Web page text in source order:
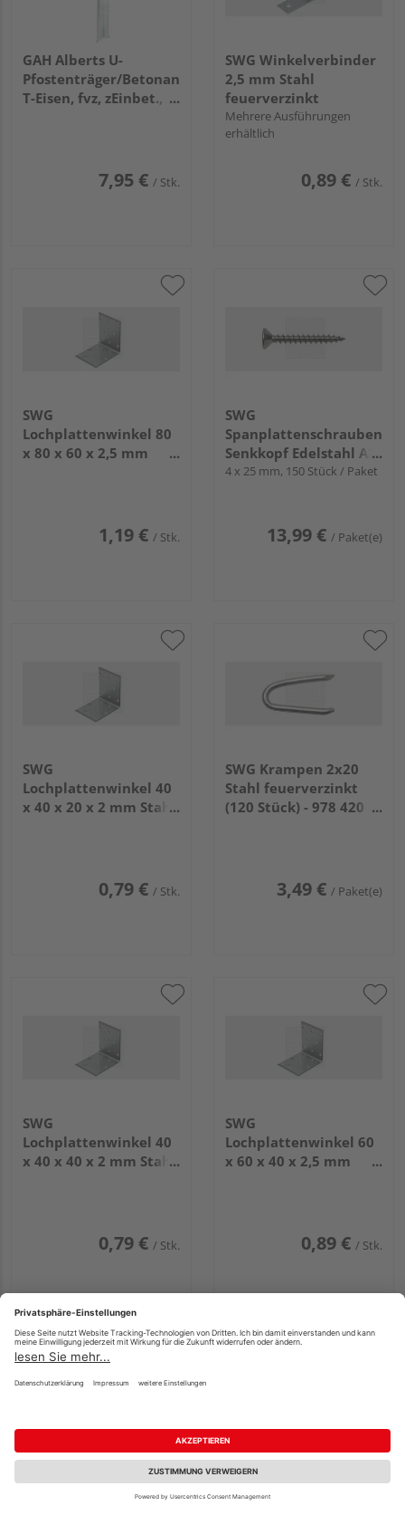
GAH Alberts U-
Pfostenträger/Betonanker
T-Eisen, fvz, zEinbet.,
7,95 € / Stk.
SWG Winkelverbinder
2,5 mm Stahl
feuerverzinkt
Mehrere Ausführungen
erhältlich
0,89 € / Stk.
SWG
Lochplattenwinkel 80
x 80 x 60 x 2,5 mm
1,19 € / Stk.
SWG
Spanplattenschrauben
Senkkopf Edelstahl A2
- Kleinpack
4 x 25 mm, 150 Stück / Paket
13,99 € / Paket(e)
SWG
Lochplattenwinkel 40
x 40 x 20 x 2 mm Stahl
0,79 € / Stk.
SWG Krampen 2x20
Stahl feuerverzinkt
(120 Stück) - 978 420
3,49 € / Paket(e)
SWG
Lochplattenwinkel 40
x 40 x 40 x 2 mm Stahl
0,79 € / Stk.
SWG
Lochplattenwinkel 60
x 60 x 40 x 2,5 mm
0,89 € / Stk.
SWG Dachpappstifte
SWG SenkScheiben
8,5mm Stahl verzinkt